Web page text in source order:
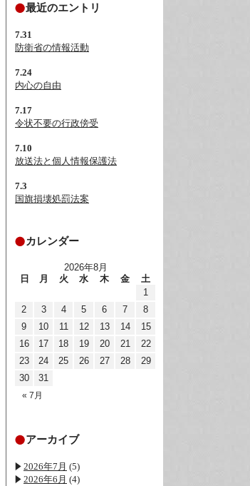
最近のエントリ
7.31
防衛省の情報活動
7.24
内心の自由
7.17
令状不要の行政傍受
7.10
放送法と個人情報保護法
7.3
国旗損壊処罰法案
カレンダー
2026年8月
日
月 火 水 木 金 土
« 7月
1
2
3 4 5 6 7
8
9
10 11 12 13 14
15
16
17 18 19 20 21
22
23
24 25 26 27 28
29
30
31
アーカイブ
2026年7月 (5)
2026年6月 (4)